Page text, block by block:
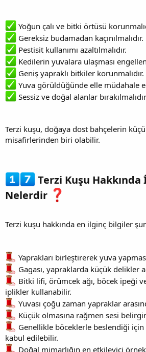
Yoğun çalı ve bitki örtüsü
Gereksiz budamadan kaçınılmalıdır.
Pestisit kullanımı azaltılmalıdır.
Kedilerin yuvalara ulaşması
Geniş yapraklı bitkiler korunmalıdır.
Yuva görüldüğünde elle müdahale
Sessiz ve doğal alanlar
Terzi kuşu, doğaya dost bahçelerin
misafirlerinden biri olabilir.
Terzi Kuşu
Nelerdir
Terzi kuşu hakkında en ilginç bilgiler
Yaprakları birleştirerek yuva
Gagası, yapraklarda küçük delikler
Bitki lifi, örümcek ağı, böcek ipeği
iplikler kullanabilir.
Yuvası çoğu zaman yapraklar
Küçük olmasına rağmen sesi
Genellikle böceklerle beslendiği için
kabul edilebilir.
Doğal mimarlığın en etkileyici